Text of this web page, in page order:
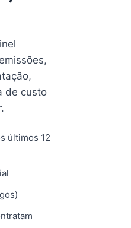
de custo
últimos 12